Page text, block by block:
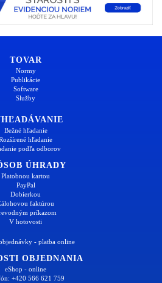
TOVAR
Normy
Publikácie
Software
Služby
Bežné hľadanie
hľadanie
podľa odborov
ÚHRADY
Platobnou kartou
PayPal
Dobierkou
faktúrou
príkazom
V hotovosti
- platba online
OBJEDNANIA
eShop - online
+420 566 621 759